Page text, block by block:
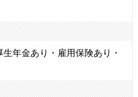
年金あり・雇用保険あり・